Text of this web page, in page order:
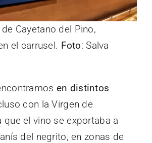
Cayetano del Pino,
el carrusel. Foto: Salva
en distintos
con la Virgen de
que el vino se exportaba a
del negrito, en zonas de